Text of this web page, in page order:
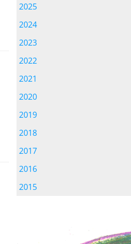
2025
2024
2023
2022
2021
2020
2019
2018
2017
2016
2015